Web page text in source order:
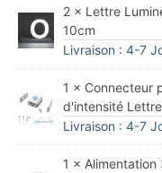
2 × Lettre
10cm
Livraison : 4-7
1 × Connecteur
d'intensité
Livraison : 4-7
1 ×